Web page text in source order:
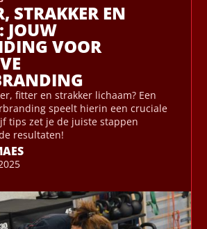
STRAKKER EN
JOUW
VOOR
fitter en strakker lichaam? Een
speelt hierin een cruciale
tips zet je de juiste stappen
resultaten!